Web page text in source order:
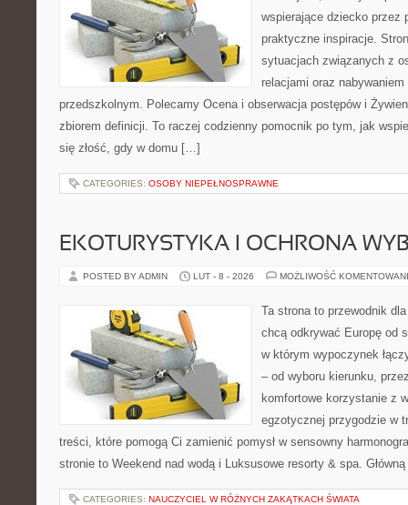
wspierające dziecko przez
praktyczne inspiracje.
sytuacjach związanych z
relacjami oraz
przedszkolnym. Polecamy Ocena i obserwacja postępów i
zbiorem definicji. To raczej codzienny pomocnik po tym, jak
się złość, gdy w domu […]
CATEGORIES: OSOBY NIEPEŁNOSPRAWNE
EKOTURYSTYKA I OCHRONA
POSTED BY ADMIN LUT - 8 - 2026 MOŻLIWOŚĆ
Ta strona to przewodnik
chcą odkrywać Europę od
w którym wypoczynek
– od wyboru kierunku,
komfortowe korzystanie z
egzotycznej przygodzie w
treści, które pomogą Ci zamienić pomysł w sensowny
stronie to Weekend nad wodą i Luksusowe resorty & spa.
CATEGORIES: NAUCZYCIEL W RÓŻNYCH ZAKĄTKACH ŚWIATA